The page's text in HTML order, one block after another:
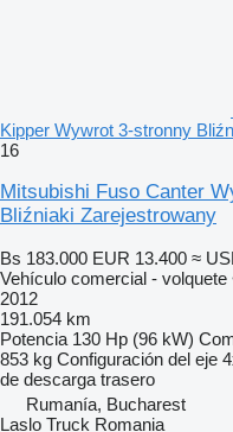
Kipper Wywrot 3-stronny
16
Mitsubishi Fuso Canter
Bliźniaki Zarejestrowany
Bs 183.000 EUR 13.400 ≈
Vehículo comercial - volquete
2012
191.054 km
Potencia 130 Hp (96 kW)
853 kg Configuración del eje
de descarga trasero
Rumanía, Bucharest
Laslo Truck Romania